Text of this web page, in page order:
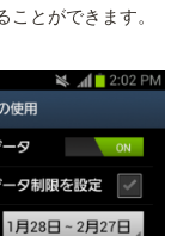
とができます。